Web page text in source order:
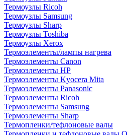
Термоузлы Ricoh
Термоузлы Samsung
Термоузлы Sharp
Термоузлы Toshiba
Термоузлы Xerox
Термоэлементы/лампы нагрева
Термоэлементы Canon
Термоэлементы HP
Термоэлементы Kyocera Mita
Термоэлементы Panasonic
Термоэлементы Ricoh
Термоэлементы Samsung
Термоэлементы Sharp
Термопленки/тефлоновые валы